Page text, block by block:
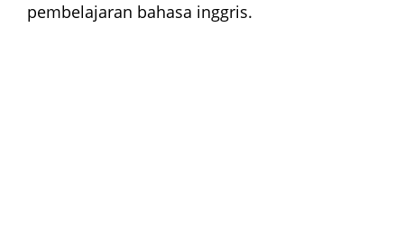
pembelajaran bahasa inggris.